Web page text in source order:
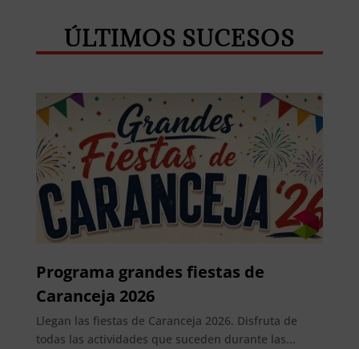
ÚLTIMOS SUCESOS
Programa grandes fiestas de
Caranceja 2026
Llegan las fiestas de Caranceja 2026. Disfruta de
todas las actividades que suceden durante las...